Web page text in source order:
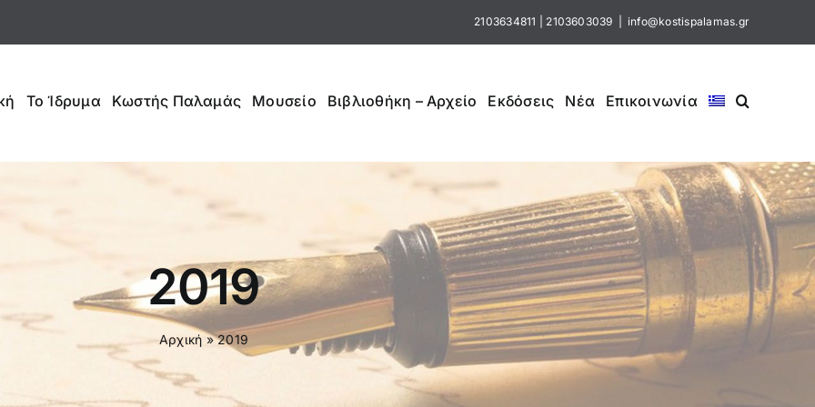
2103634811 2103603039 info@kostispalamas.gr
Το Ίδρυμα Κωστής Παλαμάς Μουσείο Βιβλιοθήκη – Αρχείο Εκδόσεις Νέα Επικοινωνία
2019
Αρχική»2019